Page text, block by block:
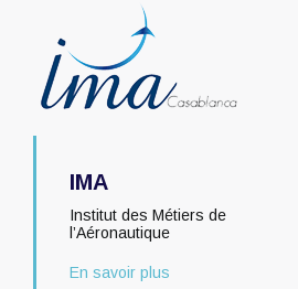
IMA
Institut des Métiers de
l’Aéronautique
En savoir plus